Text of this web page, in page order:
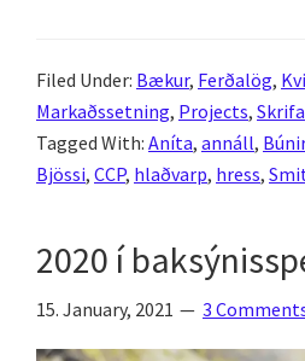
stiklað á
stóru
Filed Under: Bækur, Ferðalög,
Markaðssetning, Projects, Skrifa
Tagged With: Aníta, annáll,
Bjössi, CCP, hlaðvarp, hress,
2020 í
15. January, 2021 3